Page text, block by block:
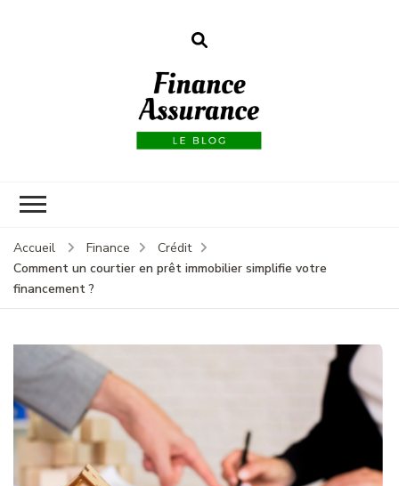
Accueil Finance
Crédit
Comment un courtier en prêt immobilier simplifie votre
financement ?